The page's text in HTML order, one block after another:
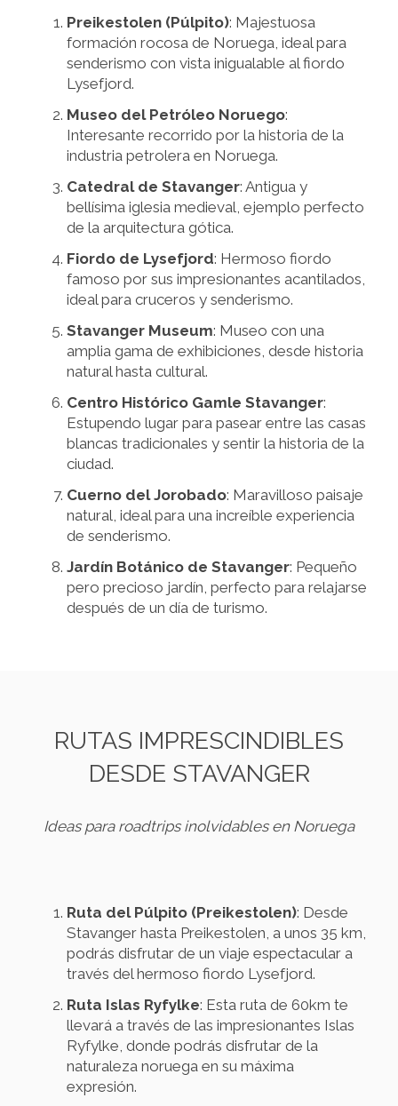
Preikestolen (Púlpito): Majestuosa
formación rocosa de Noruega, ideal para
senderismo con vista inigualable al fiordo
Lysefjord.
Museo del Petróleo Noruego:
Interesante recorrido por la historia de la
industria petrolera en Noruega.
Catedral de Stavanger: Antigua y
bellísima iglesia medieval, ejemplo perfecto
de la arquitectura gótica.
Fiordo de Lysefjord: Hermoso fiordo
famoso por sus impresionantes acantilados,
ideal para cruceros y senderismo.
Stavanger Museum: Museo con una
amplia gama de exhibiciones, desde historia
natural hasta cultural.
Centro Histórico Gamle Stavanger:
Estupendo lugar para pasear entre las casas
blancas tradicionales y sentir la historia de la
ciudad.
Cuerno del Jorobado: Maravilloso paisaje
natural, ideal para una increíble experiencia
de senderismo.
Jardín Botánico de Stavanger: Pequeño
pero precioso jardín, perfecto para relajarse
después de un día de turismo.
RUTAS IMPRESCINDIBLES
DESDE STAVANGER
Ideas para roadtrips inolvidables en Noruega
Ruta del Púlpito (Preikestolen): Desde
Stavanger hasta Preikestolen, a unos 35 km,
podrás disfrutar de un viaje espectacular a
través del hermoso fiordo Lysefjord.
Ruta Islas Ryfylke: Esta ruta de 60km te
llevará a través de las impresionantes Islas
Ryfylke, donde podrás disfrutar de la
naturaleza noruega en su máxima
expresión.